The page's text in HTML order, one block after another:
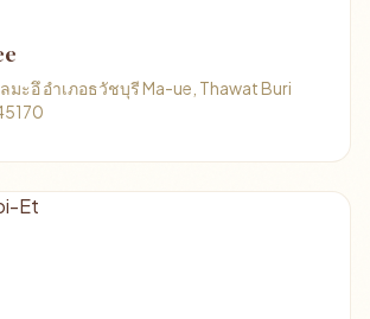
มะอึ อำเภอธวัชบุรี Ma-ue, Thawat Buri